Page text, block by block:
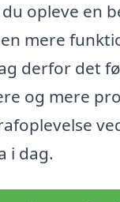
opleve en
mere
derfor det
og mere
i dag.